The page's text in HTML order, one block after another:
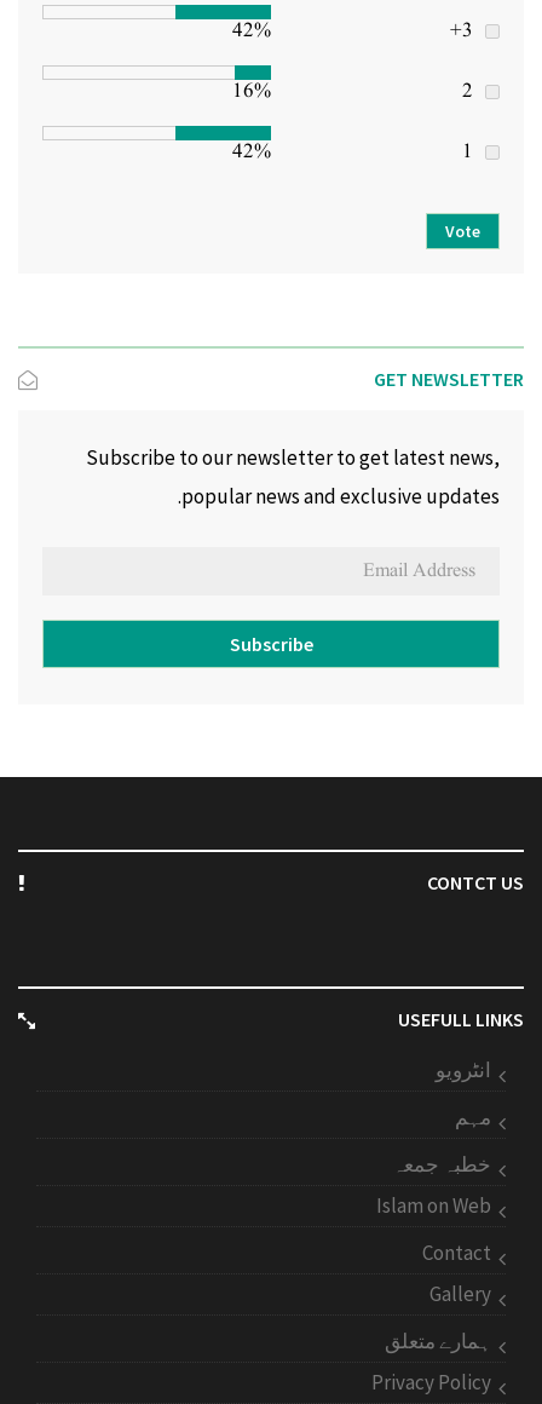
3+
42%
2
16%
1
42%
Vote
GET NEWSLETTER
Subscribe to our newsletter to get latest news,
popular news and exclusive updates.
Subscribe
CONTCT US
USEFULL LINKS
انٹرویو
مہم
خطبہ جمعہ
Islam on Web
Contact
Gallery
ہمارے متعلق
Privacy Policy